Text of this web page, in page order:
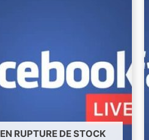
EN RUPTURE DE STOCK